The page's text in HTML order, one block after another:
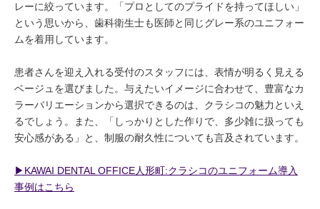
レーに絞っています。「プロとしてのプライドを持ってほしい」
という思いから、歯科衛生士も医師と同じグレー系のユニフォー
ムを着用しています。
患者さんを迎え入れる受付のスタッフには、表情が明るく見える
ベージュを選びました。与えたいイメージに合わせて、豊富なカ
ラーバリエーションから選択できるのは、クラシコの魅力といえ
るでしょう。また、「しっかりとした作りで、多少雑に扱っても
安心感がある」と、制服の耐久性についても言及されています。
▶︎KAWAI DENTAL OFFICE人形町:クラシコのユニフォーム導入
事例はこちら